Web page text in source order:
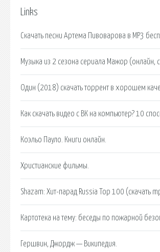
Links
Скачать песни Артема Пивоварова в MP3
Музыка из 2 сезона сериала Мажор (онлайн,
Один (2018) скачать торрент в хорошем
Как скачать видео с ВК на компьютер? 10
Коэльо Пауло. Книги онлайн.
Христианские фильмы.
Shazam: Хит-парад Russia Top 100 (скачать
Картотека на тему: беседы по пожарной
Гершвин, Джордж — Википедия.